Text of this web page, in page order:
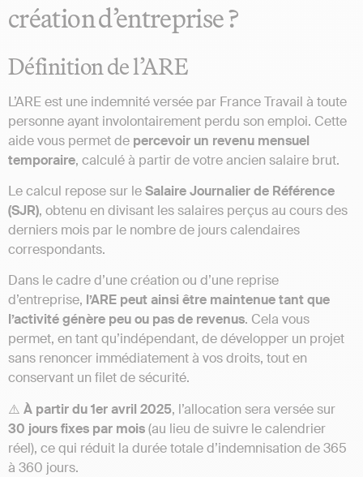
création d’entreprise ?
Définition de l’ARE
L’ARE est une indemnité versée par France Travail à toute
personne ayant involontairement perdu son emploi. Cette
aide vous permet de percevoir un revenu mensuel
temporaire, calculé à partir de votre ancien salaire brut.
Le calcul repose sur leSalaire Journalier de Référence
(SJR), obtenu en divisant les salaires perçus au cours des
derniers mois par le nombre de jours calendaires
correspondants.
Dans le cadre d’une création ou d’une reprise
d’entreprise, l’ARE peut ainsi être maintenue tant que
l’activité génère peu ou pas de revenus. Cela vous
permet, en tant qu’indépendant, de développer un projet
sans renoncer immédiatement à vos droits, tout en
conservant un filet de sécurité.
⚠️ À partir du 1er avril 2025, l’allocation sera versée sur
30 jours fixes par mois(au lieu de suivre le calendrier
réel), ce qui réduit la durée totale d’indemnisation de 365
à 360 jours.